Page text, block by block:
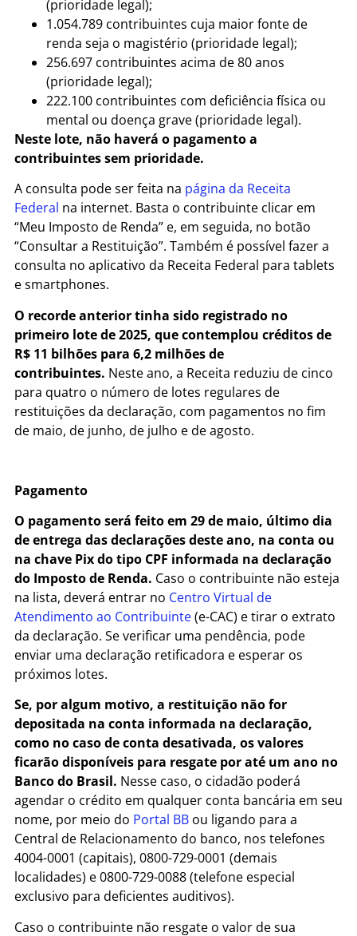
(prioridade legal);
1.054.789 contribuintes cuja maior fonte de
renda seja o magistério (prioridade legal);
256.697 contribuintes acima de 80 anos
(prioridade legal);
222.100 contribuintes com deficiência física ou
mental ou doença grave (prioridade legal).
Neste lote, não haverá o pagamento a
contribuintes sem prioridade.
A consulta pode ser feita na página da Receita
Federal na internet. Basta o contribuinte clicar em
“Meu Imposto de Renda” e, em seguida, no botão
“Consultar a Restituição”. Também é possível fazer a
consulta no aplicativo da Receita Federal para tablets
e smartphones.
O recorde anterior tinha sido registrado no
primeiro lote de 2025, que contemplou créditos de
R$ 11 bilhões para 6,2 milhões de
contribuintes. Neste ano, a Receita reduziu de cinco
para quatro o número de lotes regulares de
restituições da declaração, com pagamentos no fim
de maio, de junho, de julho e de agosto.
Pagamento
O pagamento será feito em 29 de maio, último dia
de entrega das declarações deste ano, na conta ou
na chave Pix do tipo CPF informada na declaração
do Imposto de Renda. Caso o contribuinte não esteja
na lista, deverá entrar no Centro Virtual de
Atendimento ao Contribuinte(e-CAC) e tirar o extrato
da declaração. Se verificar uma pendência, pode
enviar uma declaração retificadora e esperar os
próximos lotes.
Se, por algum motivo, a restituição não for
depositada na conta informada na declaração,
como no caso de conta desativada, os valores
ficarão disponíveis para resgate por até um ano no
Banco do Brasil. Nesse caso, o cidadão poderá
agendar o crédito em qualquer conta bancária em seu
nome, por meio do Portal BB ou ligando para a
Central de Relacionamento do banco, nos telefones
4004-0001 (capitais), 0800-729-0001 (demais
localidades) e 0800-729-0088 (telefone especial
exclusivo para deficientes auditivos).
Caso o contribuinte não resgate o valor de sua